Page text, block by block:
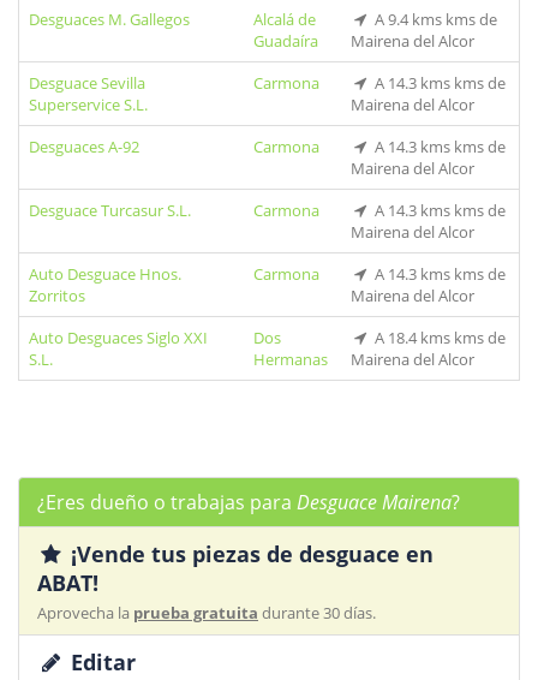
Desguaces M. Gallegos
Alcalá de
Guadaíra
A 9.4 kms kms de
Mairena del Alcor
Desguace Sevilla
Superservice S.L.
Carmona
A 14.3 kms kms de
Mairena del Alcor
Desguaces A-92
Carmona
A 14.3 kms kms de
Mairena del Alcor
Desguace Turcasur S.L.
Carmona
A 14.3 kms kms de
Mairena del Alcor
Auto Desguace Hnos.
Zorritos
Carmona
A 14.3 kms kms de
Mairena del Alcor
Auto Desguaces Siglo XXI
S.L.
Dos
Hermanas
A 18.4 kms kms de
Mairena del Alcor
¿Eres dueño o trabajas para Desguace Mairena?
¡Vende tus piezas de desguace en
ABAT!
Aprovecha la prueba gratuita durante 30 días.
Editar